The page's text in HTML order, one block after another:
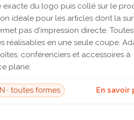
exacte du logo puis collé sur le
idéale pour les articles dont la
pas d'impression directe.
réalisables en une seule coupe.
conférenciers et accessoires à
plane.
· toutes formes En savoir